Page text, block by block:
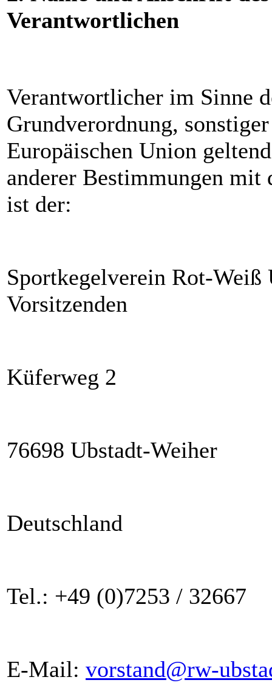
Verantwortlichen
Verantwortlicher im Sinne
Grundverordnung,
Europäischen Union
anderer Bestimmungen mit
ist der:
Sportkegelverein Rot-Weiß
Vorsitzenden
Küferweg 2
76698 Ubstadt-Weiher
Deutschland
Tel.: +49 (0)7253 / 32667
E-Mail: vorstand@rw-